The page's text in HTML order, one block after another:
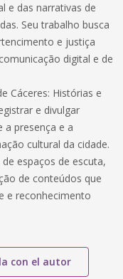
e das narrativas de
Seu trabalho busca
e justiça
digital e de
Cáceres: Histórias e
e divulgar
a presença e a
cultural da cidade.
espaços de escuta,
de conteúdos que
e reconhecimento
con el autor